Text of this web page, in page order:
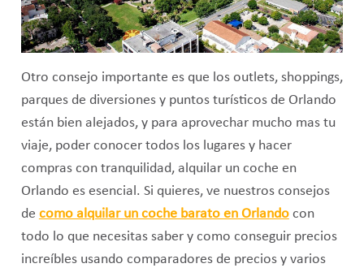
Otro consejo importante es que los outlets, shoppings,
parques de diversiones y puntos turísticos de Orlando
están bien alejados, y para aprovechar mucho mas tu
viaje, poder conocer todos los lugares y hacer
compras con tranquilidad, alquilar un coche en
Orlando es esencial. Si quieres, ve nuestros consejos
de como alquilar un coche barato en Orlandocon
todo lo que necesitas saber y como conseguir precios
increíbles usando comparadores de precios y varios